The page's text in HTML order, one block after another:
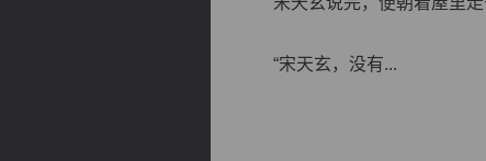
“宋天玄，没有...